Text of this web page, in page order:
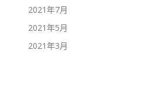
2021年7月
2021年5月
2021年3月